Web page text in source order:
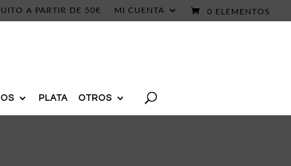
A PARTIR DE 50€ MI CUENTA 0 ELEMENTOS
PLATA OTROS